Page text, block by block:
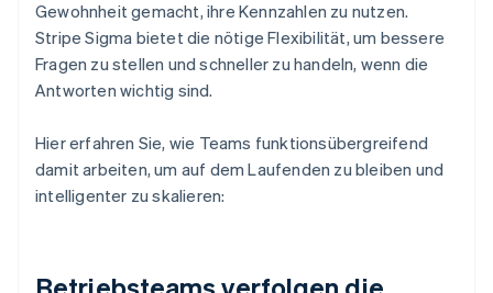
Gewohnheit gemacht, ihre Kennzahlen zu nutzen.
Stripe Sigma bietet die nötige Flexibilität, um bessere
Fragen zu stellen und schneller zu handeln, wenn die
Antworten wichtig sind.
Hier erfahren Sie, wie Teams funktionsübergreifend
damit arbeiten, um auf dem Laufenden zu bleiben und
intelligenter zu skalieren: